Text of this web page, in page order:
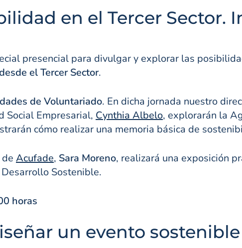
en el Tercer Sector.
presencial para divulgar y explorar las
el Tercer Sector.
de Voluntariado. En dicha jornada nuestro
Social Empresarial, Cynthia Albelo, explorarán la
cómo realizar una memoria básica de
Acufade, Sara Moreno, realizará una exposición
Sostenible.
horas
un evento